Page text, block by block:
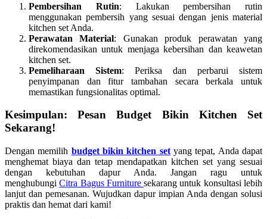
Pembersihan Rutin: Lakukan pembersihan rutin
menggunakan pembersih yang sesuai dengan jenis material
kitchen set Anda.
Perawatan Material: Gunakan produk perawatan yang
direkomendasikan untuk menjaga kebersihan dan keawetan
kitchen set.
Pemeliharaan Sistem: Periksa dan perbarui sistem
penyimpanan dan fitur tambahan secara berkala untuk
memastikan fungsionalitas optimal.
Kesimpulan: Pesan Budget Bikin Kitchen Set
Sekarang!
Dengan memilih budget bikin kitchen setyang tepat, Anda dapat
menghemat biaya dan tetap mendapatkan kitchen set yang sesuai
dengan kebutuhan dapur Anda. Jangan ragu untuk
menghubungiCitra Bagus Furnituresekarang untuk konsultasi lebih
lanjut dan pemesanan. Wujudkan dapur impian Anda dengan solusi
praktis dan hemat dari kami!